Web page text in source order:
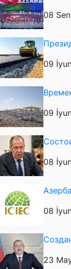
08
09
09
08
08
23